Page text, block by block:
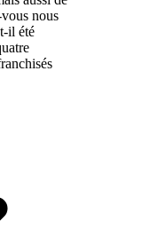
nous
il été